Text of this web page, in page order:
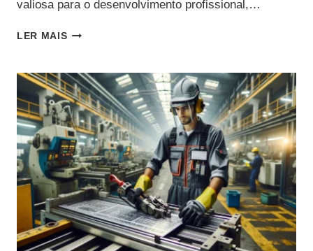
valiosa para o desenvolvimento profissional,…
LER MAISEXPLORANDO
DO
PROGRAMA
DE
ESTÁGIO